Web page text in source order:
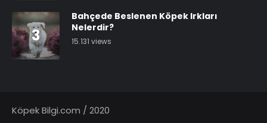
3
Bahçede Beslenen Köpek Irkları
Nelerdir?
15.131 views
Köpek Bilgi.com / 2020